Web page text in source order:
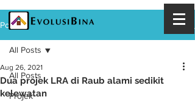
Post
All Posts
Projek
All Posts
Dua projek LRA di Raub alami sedikit
kelewatan
Aug 26, 2021